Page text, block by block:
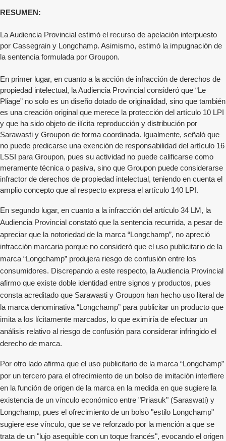
RESUMEN:
La Audiencia Provincial estimó el recurso de apelación interpuesto
por Cassegrain y Longchamp. Asimismo, estimó la impugnación de
la sentencia formulada por Groupon.
En primer lugar, en cuanto a la acción de infracción de derechos de
propiedad intelectual, la Audiencia Provincial consideró que “Le
Pliage” no solo es un diseño dotado de originalidad, sino que también
es una creación original que merece la protección del artículo 10 LPI
y que ha sido objeto de ilícita reproducción y distribución por
Sarawasti y Groupon de forma coordinada. Igualmente, señaló que
no puede predicarse una exención de responsabilidad del artículo 16
LSSI para Groupon, pues su actividad no puede calificarse como
meramente técnica o pasiva, sino que Groupon puede considerarse
infractor de derechos de propiedad intelectual, teniendo en cuenta el
amplio concepto que al respecto expresa el artículo 140 LPI.
En segundo lugar, en cuanto a la infracción del artículo 34 LM, la
Audiencia Provincial constató que la sentencia recurrida, a pesar de
apreciar que la notoriedad de la marca “Longchamp”, no apreció
infracción marcaria porque no consideró que el uso publicitario de la
marca “Longchamp” produjera riesgo de confusión entre los
consumidores. Discrepando a este respecto, la Audiencia Provincial
afirmo que existe doble identidad entre signos y productos, pues
consta acreditado que Sarawasti y Groupon han hecho uso literal de
la marca denominativa “Longchamp” para publicitar un producto que
imita a los lícitamente marcados, lo que eximiría de efectuar un
análisis relativo al riesgo de confusión para considerar infringido el
derecho de marca.
Por otro lado afirma que el uso publicitario de la marca “Longchamp”
por un tercero para el ofrecimiento de un bolso de imitación interfiere
en la función de origen de la marca en la medida en que sugiere la
existencia de un vínculo económico entre "Priasuk" (Saraswati) y
Longchamp, pues el ofrecimiento de un bolso "estilo Longchamp"
sugiere ese vínculo, que se ve reforzado por la mención a que se
trata de un "lujo asequible con un toque francés", evocando el origen